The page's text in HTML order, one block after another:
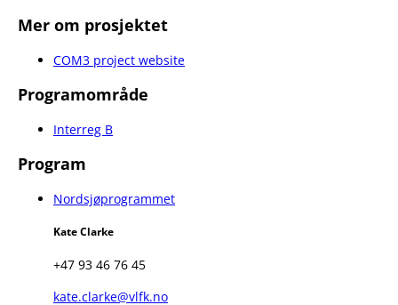
Mer om prosjektet
COM3 project website
Programområde
Interreg B
Program
Nordsjøprogrammet
Kate Clarke
+47 93 46 76 45
kate.clarke@vlfk.no